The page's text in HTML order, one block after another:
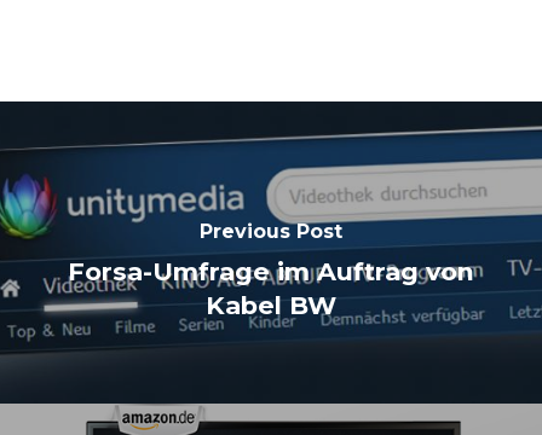
Previous Post
Forsa-Umfrage im Auftrag von
Kabel BW